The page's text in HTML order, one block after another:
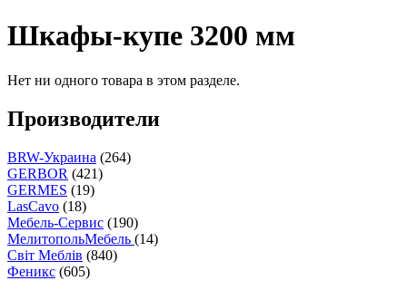
Шкафы-купе 3200 мм
Нет ни одного товара в этом разделе.
Производители
BRW-Украина (264)
GERBOR (421)
GERMES (19)
LasCavo (18)
Мебель-Сервис (190)
МелитопольМебель (14)
Світ Меблів (840)
Феникс (605)